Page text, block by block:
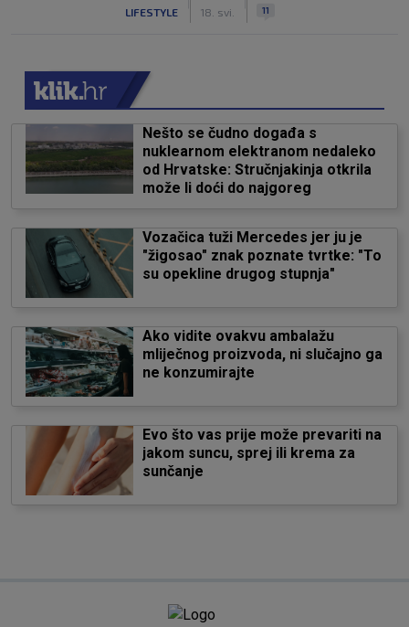
LIFESTYLE 18. svi. 11
Nešto se čudno događa s
nuklearnom elektranom nedaleko
od Hrvatske: Stručnjakinja otkrila
može li doći do najgoreg
Vozačica tuži Mercedes jer ju je
"žigosao" znak poznate tvrtke: "To
su opekline drugog stupnja"
Ako vidite ovakvu ambalažu
mliječnog proizvoda, ni slučajno ga
ne konzumirajte
Evo što vas prije može prevariti na
jakom suncu, sprej ili krema za
sunčanje